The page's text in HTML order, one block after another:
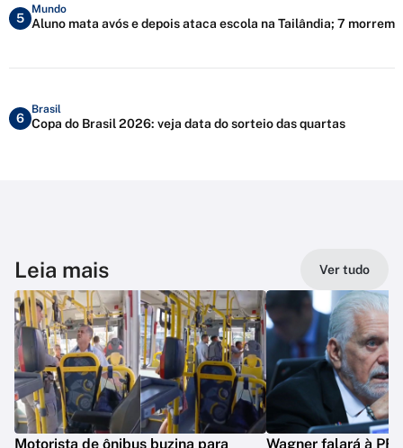
5
Mundo
Aluno mata avós e depois ataca escola na Tailândia; 7 morrem
6
Brasil
Copa do Brasil 2026: veja data do sorteio das quartas
Leia mais Ver tudo
Motorista de ônibus buzina para
Wagner falará à PF